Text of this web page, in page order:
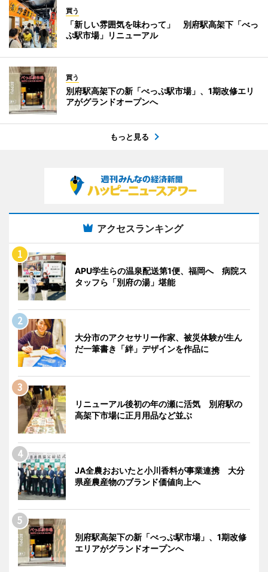
買う
「新しい雰囲気を味わって」 別府駅高架下「べっ
ぷ駅市場」リニューアル
買う
別府駅高架下の新「べっぷ駅市場」、1期改修エリ
アがグランドオープンへ
もっと見る
アクセスランキング
APU学生らの温泉配送第1便、福岡へ 病院ス
タッフら「別府の湯」堪能
大分市のアクセサリー作家、被災体験が生ん
だ一筆書き「絆」デザインを作品に
リニューアル後初の年の瀬に活気 別府駅の
高架下市場に正月用品など並ぶ
JA全農おおいたと小川香料が事業連携 大分
県産農産物のブランド価値向上へ
別府駅高架下の新「べっぷ駅市場」、1期改修
エリアがグランドオープンへ